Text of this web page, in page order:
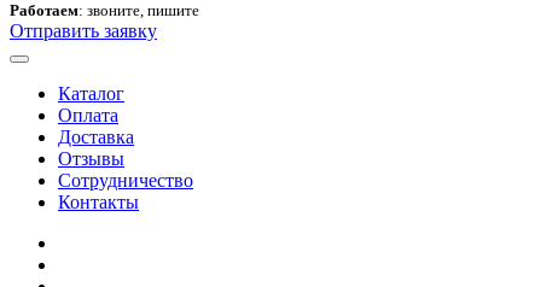
Работаем: звоните, пишите
Отправить заявку
Каталог
Оплата
Доставка
Отзывы
Сотрудничество
Контакты